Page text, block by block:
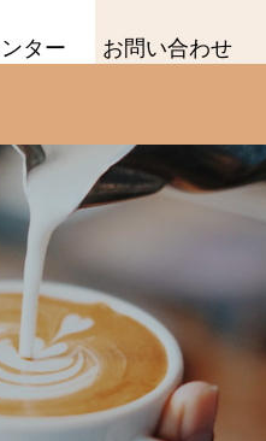
ター お問い合わせ